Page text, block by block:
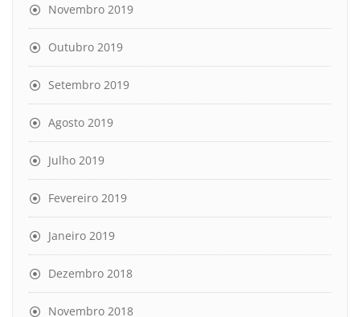
Novembro 2019
Outubro 2019
Setembro 2019
Agosto 2019
Julho 2019
Fevereiro 2019
Janeiro 2019
Dezembro 2018
Novembro 2018